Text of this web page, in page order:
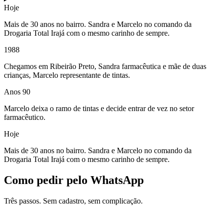
Hoje
Mais de 30 anos no bairro. Sandra e Marcelo no comando da
Drogaria Total Irajá com o mesmo carinho de sempre.
1988
Chegamos em Ribeirão Preto, Sandra farmacêutica e mãe de duas
crianças, Marcelo representante de tintas.
Anos 90
Marcelo deixa o ramo de tintas e decide entrar de vez no setor
farmacêutico.
Hoje
Mais de 30 anos no bairro. Sandra e Marcelo no comando da
Drogaria Total Irajá com o mesmo carinho de sempre.
Como pedir pelo WhatsApp
Três passos. Sem cadastro, sem complicação.